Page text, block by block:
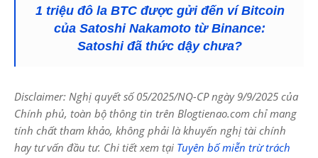
1 triệu đô la BTC được gửi đến ví Bitcoin
của Satoshi Nakamoto từ Binance:
Satoshi đã thức dậy chưa?
Disclaimer: Nghị quyết số 05/2025/NQ-CP ngày 9/9/2025 của
Chính phủ, toàn bộ thông tin trên Blogtienao.com chỉ mang
tính chất tham khảo, không phải là khuyến nghị tài chính
hay tư vấn đầu tư. Chi tiết xem tại Tuyên bố miễn trừ trách